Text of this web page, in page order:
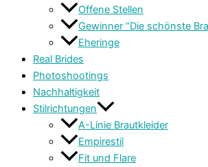
Offene Stellen
Gewinner “Die schönste
Eheringe
Real Brides
Photoshootings
Nachhaltigkeit
Stilrichtungen
A-Linie Brautkleider
Empirestil
Fit und Flare